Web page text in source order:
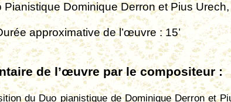
Dominique Derron et Pius
approximative de l’œuvre : 15’
de l’œuvre par le compositeur :
du Duo pianistique de Dominique Derron et